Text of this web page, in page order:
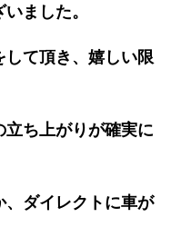
ました。
して頂き、嬉しい限
ち上がりが確実に
、ダイレクトに車が